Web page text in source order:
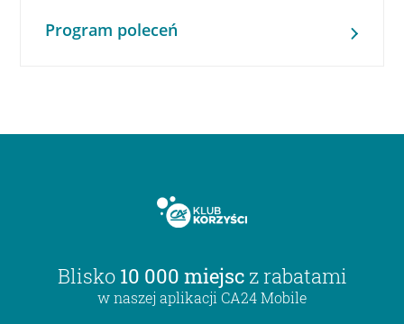
Program poleceń
Blisko 10 000 miejsc z rabatami
w naszej aplikacji CA24 Mobile